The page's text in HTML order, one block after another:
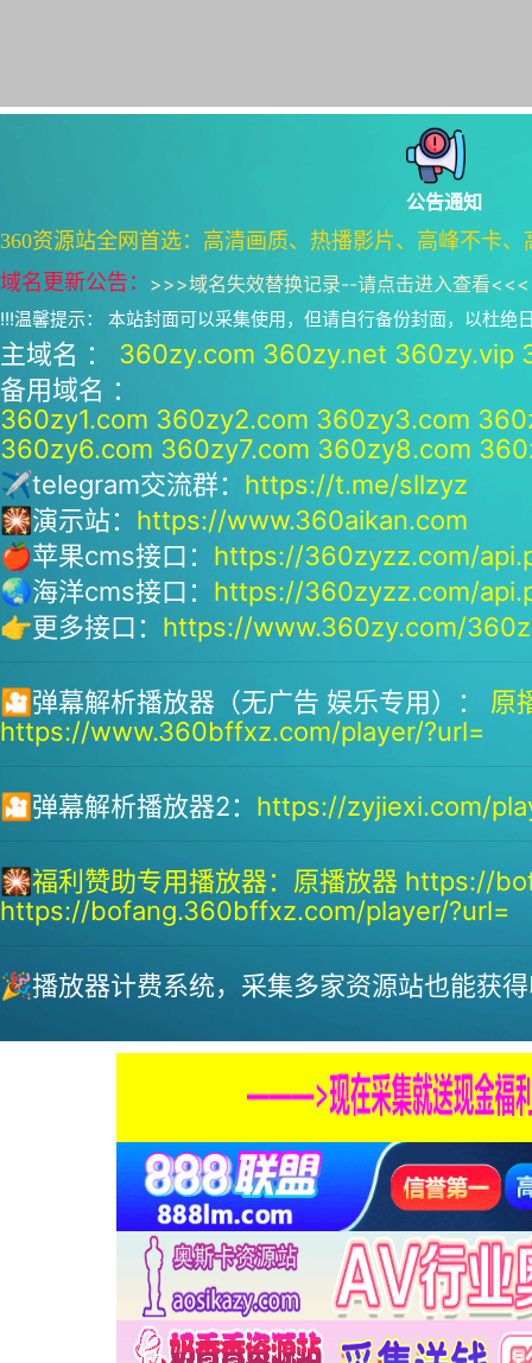
公告通知
360资源站全网首选：高清画质、热播影片、高峰不卡
域名更新公告： >>>域名失效替换记录--请点击进入查看<<<
!!!温馨提示： 本站封面可以采集使用，但请自行备份封面，以杜绝
主域名 ： 360zy.com 360zy.net 360zy.vip
备用域名 ：
360zy1.com 360zy2.com 360zy3.com
360zy6.com 360zy7.com 360zy8.com
✈telegram交流群： https://t.me/sllzyz
🎇演示站： https://www.360aikan.com
🍎苹果cms接口： https://360zyzz.com/
🌏海洋cms接口： https://360zyzz.com/
👉更多接口： https://www.360zy.com/
🎦弹幕解析播放器（无广告 娱乐专用）： 原
https://www.360bffxz.com/player/?url=
🎦弹幕解析播放器2： https://zyjiexi.com/
🎇福利赞助专用播放器： 原播放器 https://
https://bofang.360bffxz.com/player/?url=
🎉播放器计费系统，采集多家资源站也能获